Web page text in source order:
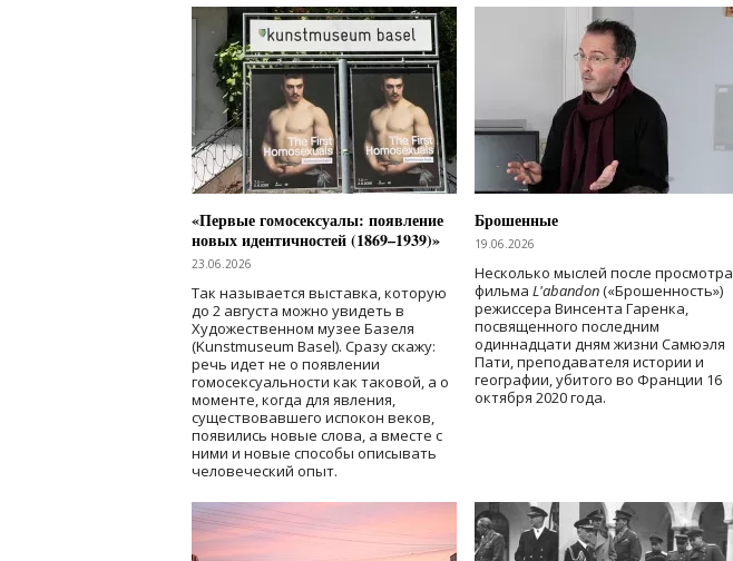
«Первые гомосексуалы: появление
новых идентичностей (1869–1939)»
23.06.2026
Так называется выставка, которую
до 2 августа можно увидеть в
Художественном музее Базеля
(Kunstmuseum Basel). Сразу скажу:
речь идет не о появлении
гомосексуальности как таковой, а о
моменте, когда для явления,
существовавшего испокон веков,
появились новые слова, а вместе с
ними и новые способы описывать
человеческий опыт.
Брошенные
19.06.2026
Несколько мыслей после просмотра
фильма L'abandon(«Брошенность»)
режиссера Винсента Гаренка,
посвященного последним
одиннадцати дням жизни Самюэля
Пати, преподавателя истории и
географии, убитого во Франции 16
октября 2020 года.